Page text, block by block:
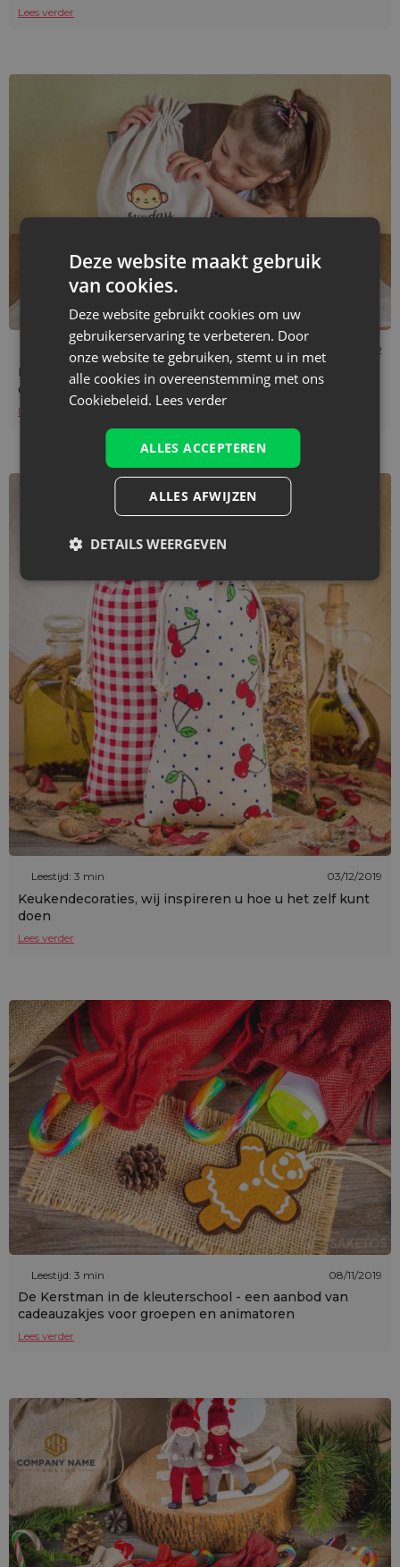
Lees verder
05/05/2022
Kleuterschool - inspirerende decoraties, geschenken,
organisers
Lees verder
Leestijd: 3 min 03/12/2019
Keukendecoraties, wij inspireren u hoe u het zelf kunt
doen
Lees verder
Leestijd: 3 min 08/11/2019
De Kerstman in de kleuterschool - een aanbod van
cadeauzakjes voor groepen en animatoren
Lees verder
Deze website maakt gebruik
van cookies.
Deze website gebruikt cookies om uw
gebruikerservaring te verbeteren. Door
onze website te gebruiken, stemt u in met
alle cookies in overeenstemming met ons
Cookiebeleid. Lees verder
ALLES ACCEPTEREN
ALLES AFWIJZEN
DETAILS WEERGEVEN